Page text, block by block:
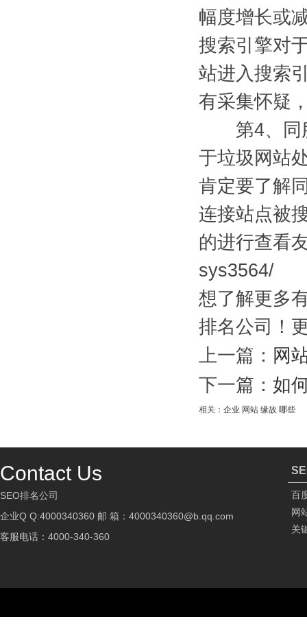
幅度增长或
搜索引擎对
站进入搜
有采集怀疑
第4、同
于垃圾网站
肯定要了
连接站点被
的进行查看
sys3564/
想了解更多
排名公司！
上一篇： 网
下一篇： 如
相关： 企业 网站 缘故 哪些
Contact Us
SEO排名公司
企业Q Q:4000340360 邮 箱：4000340360@b.qq.com
客服电话：4000-340-360
百
网
关